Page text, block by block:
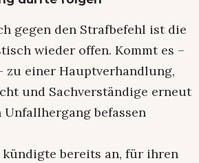
gegen den Strafbefehl ist die
wieder offen. Kommt es –
zu einer Hauptverhandlung,
und Sachverständige erneut
befassen
bereits an, für ihren